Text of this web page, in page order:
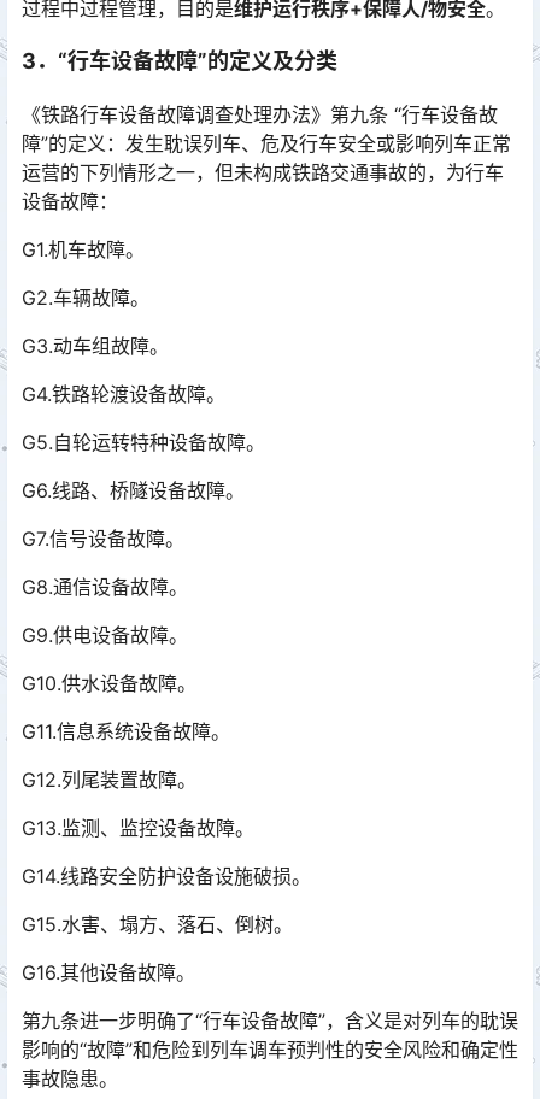
过程中过程管理，目的是维护运行秩序+保障人/物安全。
3．“行车设备故障”的定义及分类
《铁路行车设备故障调查处理办法》第九条 “行车设备故
障”的定义：发生耽误列车、危及行车安全或影响列车正常
运营的下列情形之一，但未构成铁路交通事故的，为行车
设备故障：󠅅󠅃󠄵󠅂󠄪󠇖󠆨󠆨󠇕󠆞󠆒󠅬󠇘󠆭󠆘󠇙󠆝󠅵󠇗󠆭󠆁󠄐󠇗󠅹󠅸󠇖󠆍󠅳󠇖󠅹󠅰󠇖󠆌󠅹
G1.机车故障。
G2.车辆故障。
G3.动车组故障。
G4.铁路轮渡设备故障。
G5.自轮运转特种设备故障。
G6.线路、桥隧设备故障。
G7.信号设备故障。
G8.通信设备故障。
G9.供电设备故障。
G10.供水设备故障。
G11.信息系统设备故障。
G12.列尾装置故障。
G13.监测、监控设备故障。
G14.线路安全防护设备设施破损。
G15.水害、塌方、落石、倒树。
G16.其他设备故障。
第九条进一步明确了“行车设备故障”，含义是对列车的耽误
影响的“故障”和危险到列车调车预判性的安全风险和确定性
事故隐患。